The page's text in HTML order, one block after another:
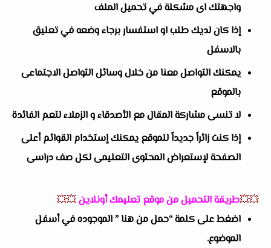
واجهتك اى مشكلة في تحميل الملف
إذا كان لديك طلب او استفسار برجاء وضعه في تعليق
بالاسفل
يمكنك التواصل معنا من خلال وسائل التواصل الاجتماعى
بالموقع
لا تنسى مشاركة المقال مع الأصدقاء و الزملاء لتعم الفائدة
إذا كنت زائراً جديداً للموقع يمكنك إستخدام القوائم أعلى
الصفحة لإستعراض المحتوى التعليمى لكل صف دراسى
💥💥طريقة التحميل من موقع تعليمك أونلاين💥💥
اضغط على كلمة “حمل من هنا ” الموجوده في أسفل
الموضوع.